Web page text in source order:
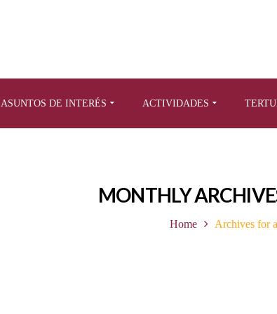
ASUNTOS DE INTERÉS ACTIVIDADES
MONTHLY
Home Archives for